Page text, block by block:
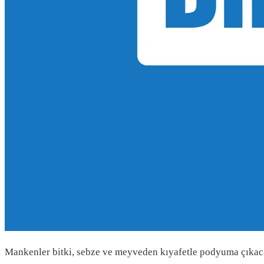
Mankenler bitki, sebze ve meyveden kıyafetle podyuma